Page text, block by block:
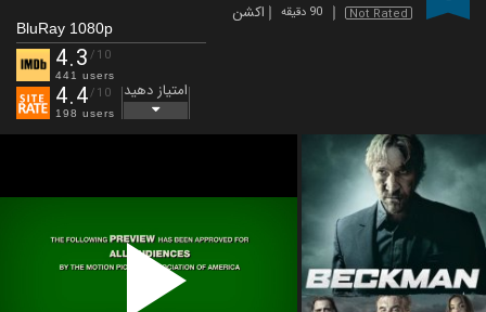
Not Rated 90 دقیقه اکشن
BluRay 1080p
4.3 /10
441 users
4.4/10
198 users
امتیاز دهید